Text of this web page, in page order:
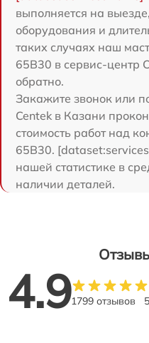
выполняется на
оборудования и
таких случаях наш
65B30 в сервис-центр
обратно.
Закажите звонок или
Centek в Казани
стоимость работ над
65B30.
нашей статистике в
наличии деталей.
4.91799 отзывов